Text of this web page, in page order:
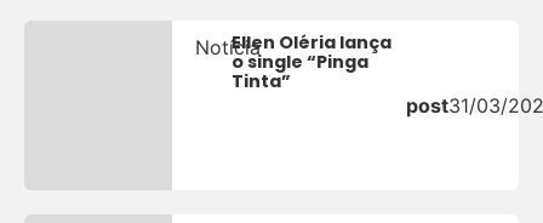
NotíciaEllen Oléria lança
o single “Pinga
Tinta”
post31/03/